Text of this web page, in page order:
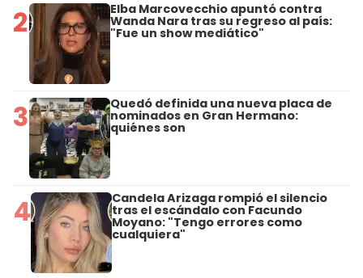
2 Elba Marcovecchio apuntó contra
Wanda Nara tras su regreso al país:
"Fue un show mediático"
3 Quedó definida una nueva placa de
nominados en Gran Hermano:
quiénes son
4 Candela Arizaga rompió el silencio
tras el escándalo con Facundo
Moyano: "Tengo errores como
cualquiera"